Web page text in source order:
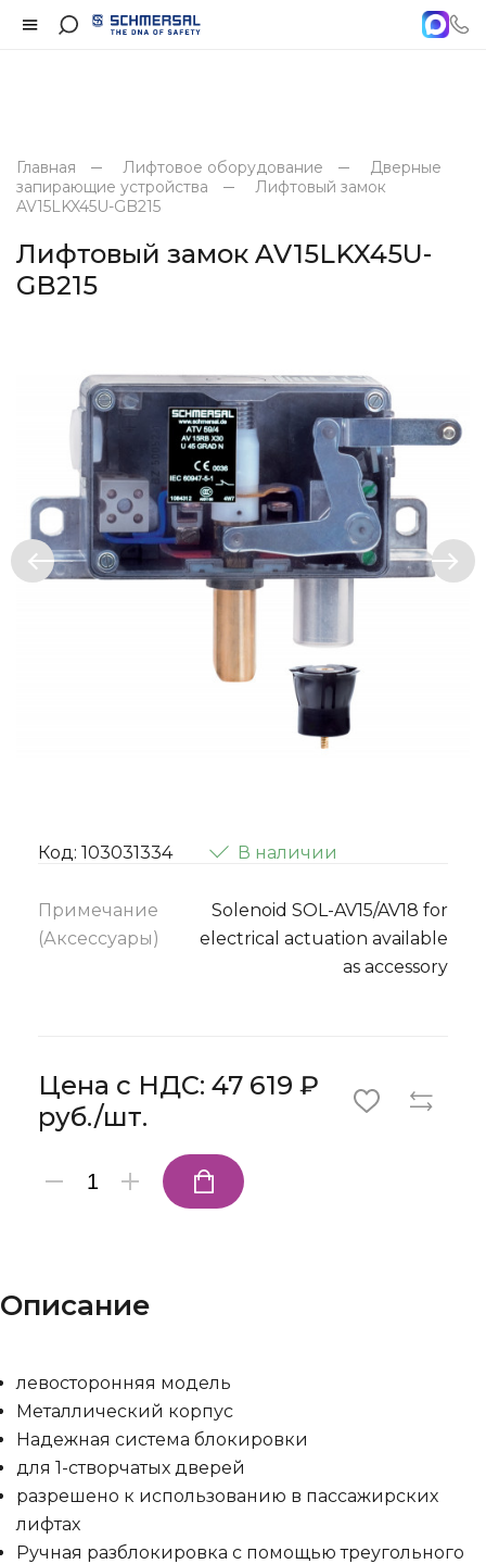
Главная Лифтовое оборудование
Дверные
запирающие устройства
Лифтовый замок
AV15LKX45U-GB215
Лифтовый замок AV15LKX45U-
GB215
Код: 103031334 В наличии
Примечание
(Аксессуары)
Solenoid SOL-AV15/AV18 for
electrical actuation available
as accessory
Цена с НДС: 47 619 ₽
руб./шт.
Описание
левосторонняя модель
Металлический корпус
Надежная система блокировки
для 1-створчатых дверей
разрешено к использованию в пассажирских
лифтах
Ручная разблокировка с помощью треугольного